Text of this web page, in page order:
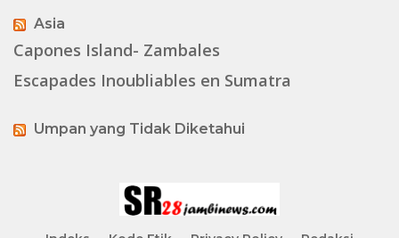
Asia
Capones Island- Zambales
Escapades Inoubliables en Sumatra
Umpan yang Tidak Diketahui